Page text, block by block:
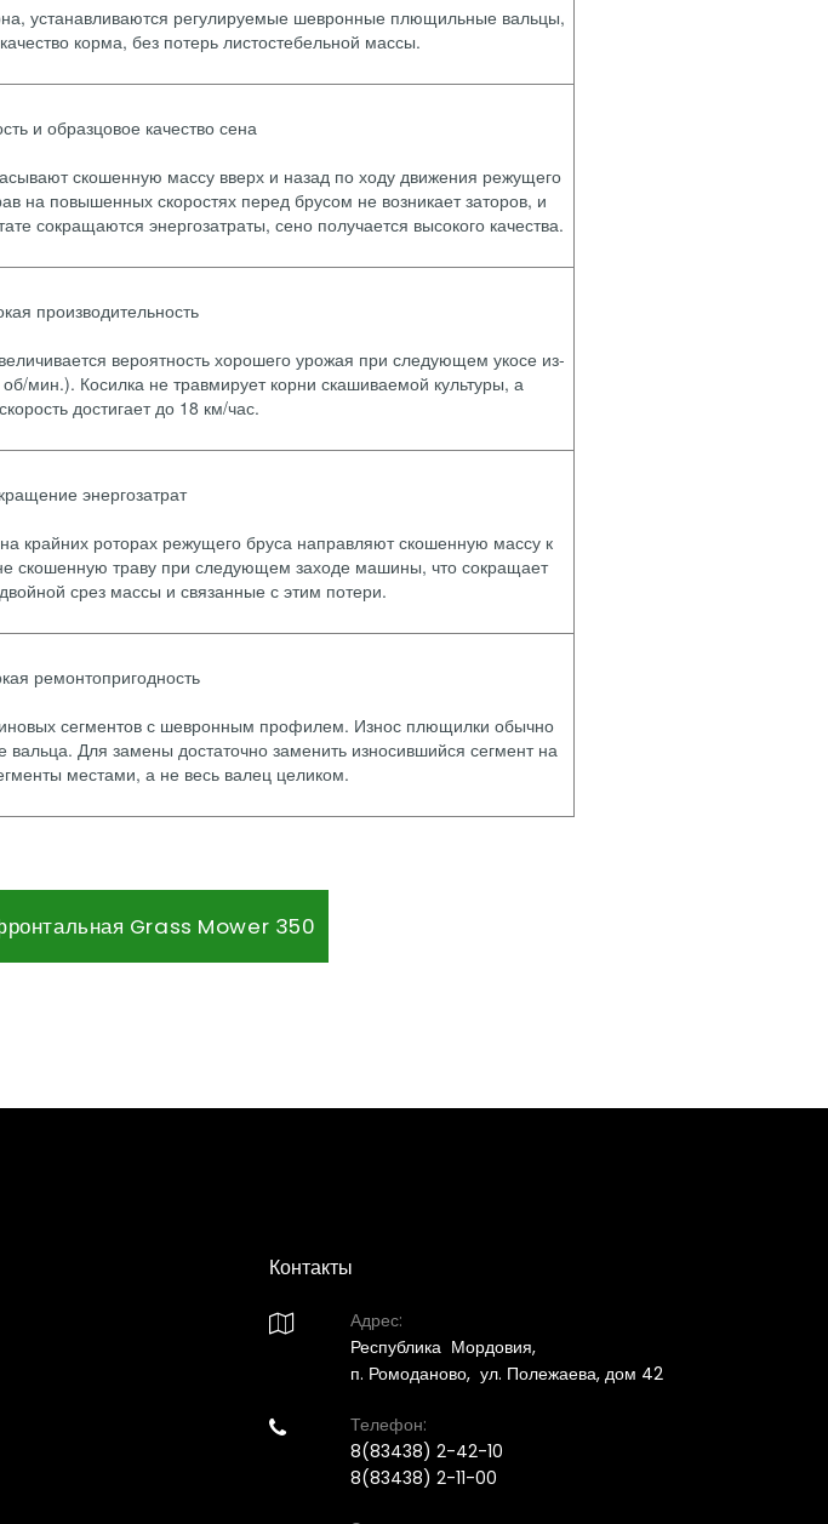
устанавливаются регулируемые шевронные плющильные вальцы,
корма, без потерь листостебельной массы.
и образцовое качество сена
скошенную массу вверх и назад по ходу движения режущего
на повышенных скоростях перед брусом не возникает заторов, и
сокращаются энергозатраты, сено получается высокого качества.
производительность
вероятность хорошего урожая при следующем укосе из-
мин.). Косилка не травмирует корни скашиваемой культуры, а
достигает до 18 км/час.
энергозатрат
крайних роторах режущего бруса направляют скошенную массу к
скошенную траву при следующем заходе машины, что сокращает
срез массы и связанные с этим потери.
ремонтопригодность
сегментов с шевронным профилем. Износ плющилки обычно
Для замены достаточно заменить износившийся сегмент на
местами, а не весь валец целиком.
Grass Mower 350
Контакты

Адрес:
Республика Мордовия,
п. Ромоданово, ул. Полежаева, дом 42

Телефон:
8(83438) 2-42-10
8(83438) 2-11-00